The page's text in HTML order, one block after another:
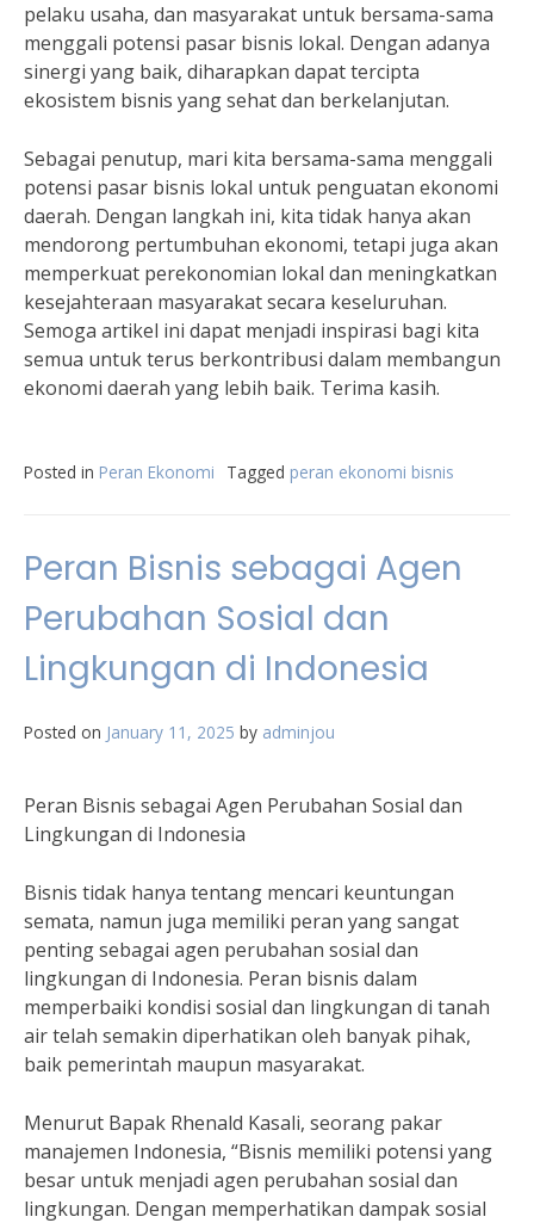
pelaku usaha, dan masyarakat untuk bersama-sama
menggali potensi pasar bisnis lokal. Dengan adanya
sinergi yang baik, diharapkan dapat tercipta
ekosistem bisnis yang sehat dan berkelanjutan.
Sebagai penutup, mari kita bersama-sama menggali
potensi pasar bisnis lokal untuk penguatan ekonomi
daerah. Dengan langkah ini, kita tidak hanya akan
mendorong pertumbuhan ekonomi, tetapi juga akan
memperkuat perekonomian lokal dan meningkatkan
kesejahteraan masyarakat secara keseluruhan.
Semoga artikel ini dapat menjadi inspirasi bagi kita
semua untuk terus berkontribusi dalam membangun
ekonomi daerah yang lebih baik. Terima kasih.
Posted in Peran Ekonomi Tagged peran ekonomi bisnis
Peran Bisnis sebagai Agen
Perubahan Sosial dan
Lingkungan di Indonesia
Posted on January 11, 2025 by adminjou
Peran Bisnis sebagai Agen Perubahan Sosial dan
Lingkungan di Indonesia
Bisnis tidak hanya tentang mencari keuntungan
semata, namun juga memiliki peran yang sangat
penting sebagai agen perubahan sosial dan
lingkungan di Indonesia. Peran bisnis dalam
memperbaiki kondisi sosial dan lingkungan di tanah
air telah semakin diperhatikan oleh banyak pihak,
baik pemerintah maupun masyarakat.
Menurut Bapak Rhenald Kasali, seorang pakar
manajemen Indonesia, “Bisnis memiliki potensi yang
besar untuk menjadi agen perubahan sosial dan
lingkungan. Dengan memperhatikan dampak sosial